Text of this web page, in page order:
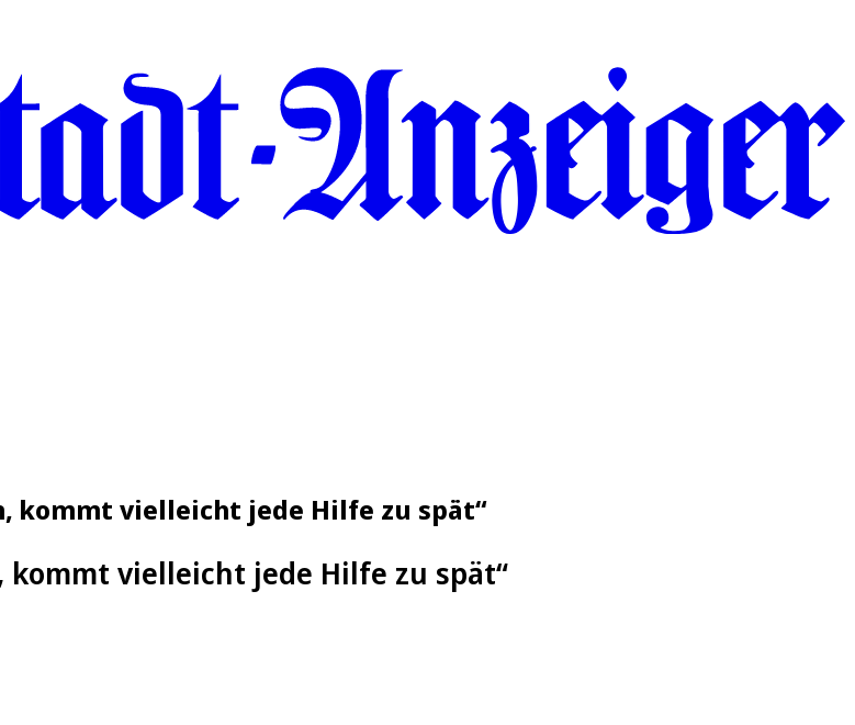
kommt vielleicht jede Hilfe zu spät“
kommt vielleicht jede Hilfe zu spät“